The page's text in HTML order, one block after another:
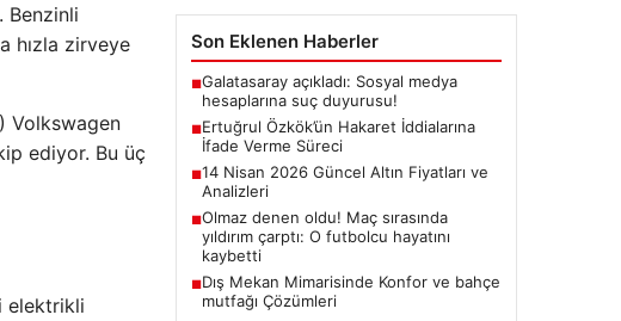
Benzinli
hızla zirveye
Volkswagen
ediyor. Bu üç
elektrikli
Son Eklenen Haberler
■Galatasaray açıkladı: Sosyal medya
hesaplarına suç duyurusu!
■Ertuğrul Özkök’ün Hakaret İddialarına
İfade Verme Süreci
■14 Nisan 2026 Güncel Altın Fiyatları ve
Analizleri
■Olmaz denen oldu! Maç sırasında
yıldırım çarptı: O futbolcu hayatını
kaybetti
■Dış Mekan Mimarisinde Konfor ve bahçe
mutfağı Çözümleri